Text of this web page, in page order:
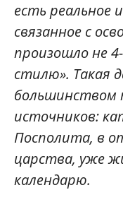
есть реальное
связанное с
произошло не
стилю». Такая
большинством
источников:
Посполита, в
царства, уже
календарю.